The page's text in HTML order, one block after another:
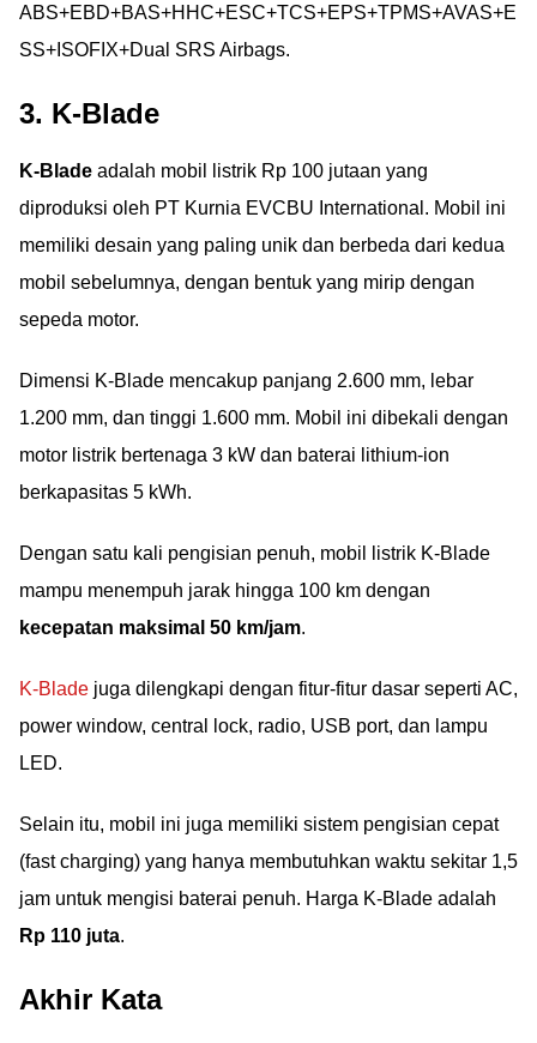
ABS+EBD+BAS+HHC+ESC+TCS+EPS+TPMS+AVAS+E
SS+ISOFIX+Dual SRS Airbags.
3. K-Blade
K-Blade adalah mobil listrik Rp 100 jutaan yang
diproduksi oleh PT Kurnia EVCBU International. Mobil ini
memiliki desain yang paling unik dan berbeda dari kedua
mobil sebelumnya, dengan bentuk yang mirip dengan
sepeda motor.
Dimensi K-Blade mencakup panjang 2.600 mm, lebar
1.200 mm, dan tinggi 1.600 mm. Mobil ini dibekali dengan
motor listrik bertenaga 3 kW dan baterai lithium-ion
berkapasitas 5 kWh.
Dengan satu kali pengisian penuh, mobil listrik K-Blade
mampu menempuh jarak hingga 100 km dengan
kecepatan maksimal 50 km/jam.
K-Blade juga dilengkapi dengan fitur-fitur dasar seperti AC,
power window, central lock, radio, USB port, dan lampu
LED.
Selain itu, mobil ini juga memiliki sistem pengisian cepat
(fast charging) yang hanya membutuhkan waktu sekitar 1,5
jam untuk mengisi baterai penuh. Harga K-Blade adalah
Rp 110 juta.
Akhir Kata